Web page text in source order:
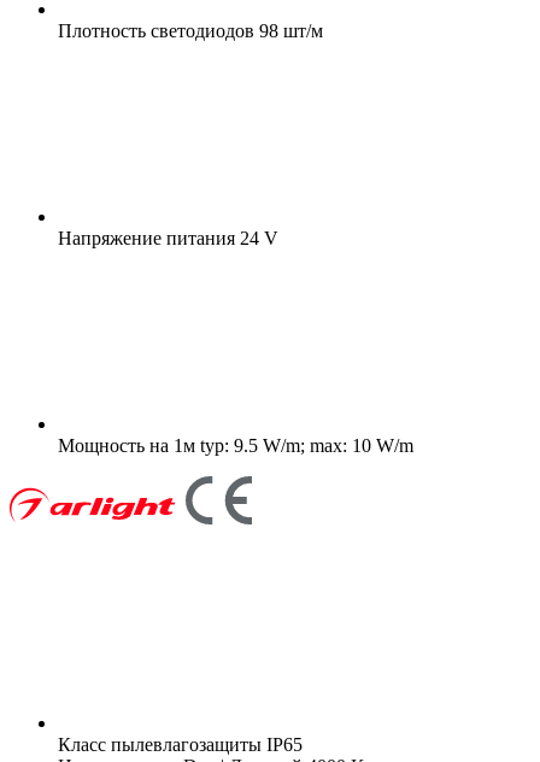
Плотность светодиодов 98 шт/м
Напряжение питания 24 V
Мощность на 1м typ: 9.5 W/m; max: 10 W/m
Класс пылевлагозащиты IP65